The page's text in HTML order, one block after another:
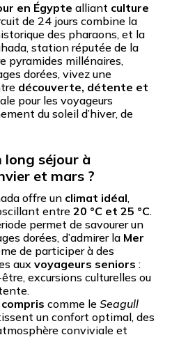
en Égypte alliant culture
de 24 jours combine la
des pharaons, et la
station réputée de la
pyramides millénaires,
dorées, vivez une
découverte, détente et
pour les voyageurs
du soleil d’hiver, de
long séjour à
et mars ?
offre un climat idéal,
entre20 °C et 25 °C.
permet de savourer un
dorées, d’admirer la Mer
de participer à des
auxvoyageurs seniors :
excursions culturelles ou
comme leSeagull
un confort optimal, des
conviviale et